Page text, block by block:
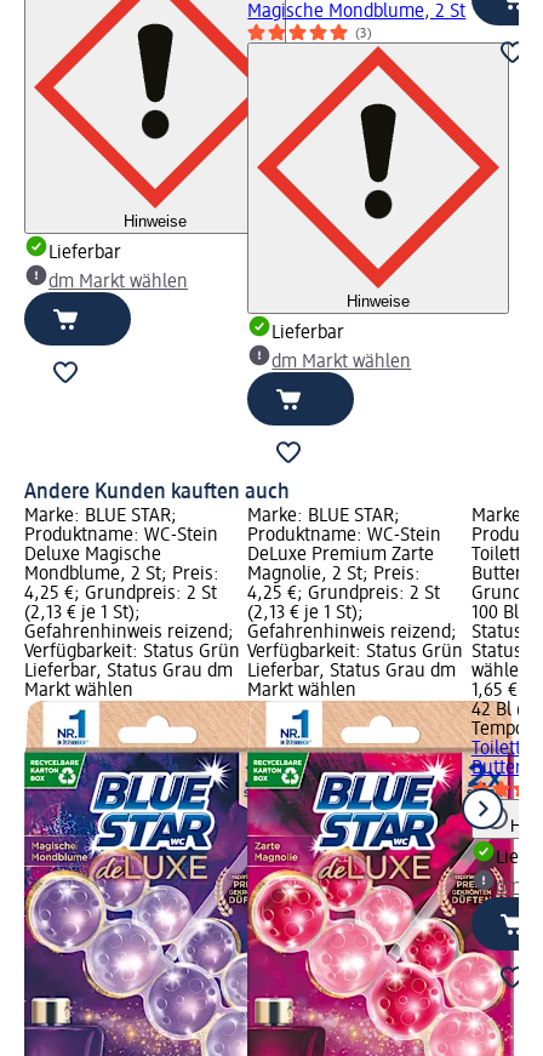
Hinweise
Lieferbar
dm Markt wählen
Magische Mondblume, 2 St
(3)
Hinweise
Lieferbar
dm Markt wählen
Andere Kunden kauften auch
Marke: BLUE STAR;
Produktname: WC-Stein
Deluxe Magische
Mondblume, 2 St; Preis:
4,25 €; Grundpreis: 2 St
(2,13 € je 1 St);
Gefahrenhinweis reizend;
Verfügbarkeit: Status Grün
Lieferbar, Status Grau dm
Markt wählen
Marke: BLUE STAR;
Produktname: WC-Stein
DeLuxe Premium Zarte
Magnolie, 2 St; Preis:
4,25 €; Grundpreis: 2 St
(2,13 € je 1 St);
Gefahrenhinweis reizend;
Verfügbarkeit: Status Grün
Lieferbar, Status Grau dm
Markt wählen
Marke:
Butter,
100 Bl);
Status
Status
wählen
1,65 €
42 Bl
Tempo
Butter,
dm